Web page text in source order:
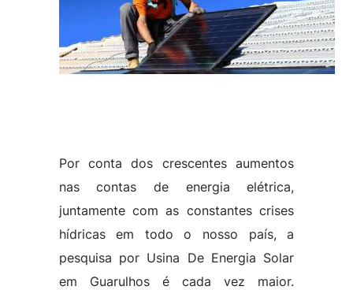
Por conta dos crescentes aumentos
nas contas de energia elétrica,
juntamente com as constantes crises
hídricas em todo o nosso país, a
pesquisa por Usina De Energia Solar
em Guarulhos é cada vez maior.